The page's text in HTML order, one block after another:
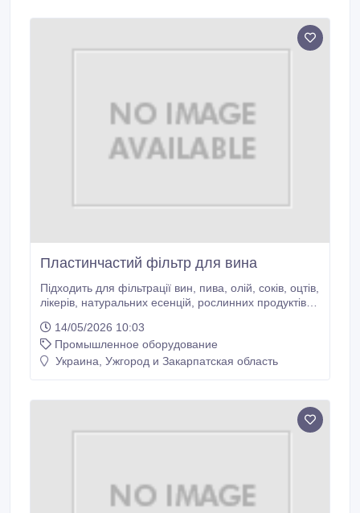
Пластинчастий фільтр для вина
Підходить для фільтрації вин, пива, олій, соків, оцтів,
лікерів, натуральних есенцій, рослинних продуктів
вина. Практичний та простий у своєму
функціонуванні фільтр. Доступний як у версії візка
на колесах, так і в настільному виконанні. Дані
різні за розміром: 20×20 (кількість пластин 6, 10, 20,
40, 50).
14/05/2026 10:03
Промышленное оборудование
Украина, Ужгород и Закарпатская область